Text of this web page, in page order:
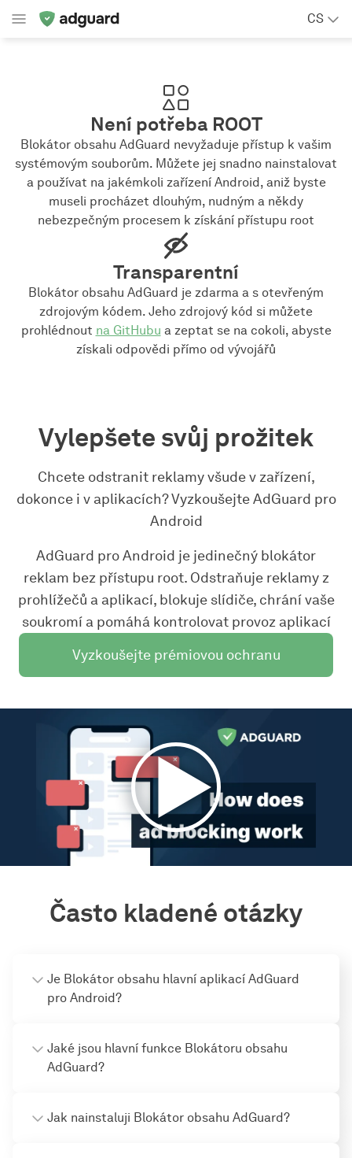
CS
Není potřeba ROOT
Blokátor obsahu AdGuard nevyžaduje přístup k vašim
systémovým souborům. Můžete jej snadno nainstalovat
a používat na jakémkoli zařízení Android, aniž byste
museli procházet dlouhým, nudným a někdy
nebezpečným procesem k získání přístupu root
Transparentní
Blokátor obsahu AdGuard je zdarma a s otevřeným
zdrojovým kódem. Jeho zdrojový kód si můžete
prohlédnout na GitHubu a zeptat se na cokoli, abyste
získali odpovědi přímo od vývojářů
Vylepšete svůj prožitek
Chcete odstranit reklamy všude v zařízení,
dokonce i v aplikacích? Vyzkoušejte AdGuard pro
Android
AdGuard pro Android je jedinečný blokátor
reklam bez přístupu root. Odstraňuje reklamy z
prohlížečů a aplikací, blokuje slídiče, chrání vaše
soukromí a pomáhá kontrolovat provoz aplikací
Vyzkoušejte prémiovou ochranu
Často kladené otázky
Je Blokátor obsahu hlavní aplikací AdGuard
pro Android?
Jaké jsou hlavní funkce Blokátoru obsahu
AdGuard?
Jak nainstaluji Blokátor obsahu AdGuard?